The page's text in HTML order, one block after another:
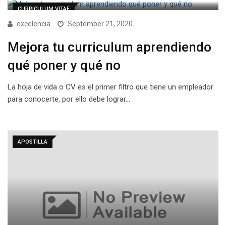
CURRICULUM VITAE
excelencia September 21, 2020
Mejora tu curriculum aprendiendo
qué poner y qué no
La hoja de vida o CV es el primer filtro que tiene un empleador
para conocerte, por ello debe lograr…
APOSTILLA